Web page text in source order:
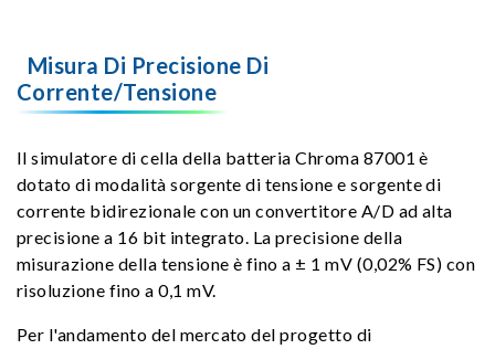
Misura Di Precisione Di
Corrente/Tensione
Il simulatore di cella della batteria Chroma 87001 è
dotato di modalità sorgente di tensione e sorgente di
corrente bidirezionale con un convertitore A/D ad alta
precisione a 16 bit integrato. La precisione della
misurazione della tensione è fino a ± 1 mV (0,02% FS) con
risoluzione fino a 0,1 mV.
Per l'andamento del mercato del progetto di